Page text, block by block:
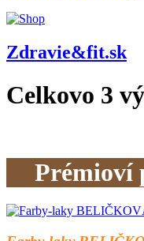
Zdravie&fit.sk
Celkovo 3
Prémioví